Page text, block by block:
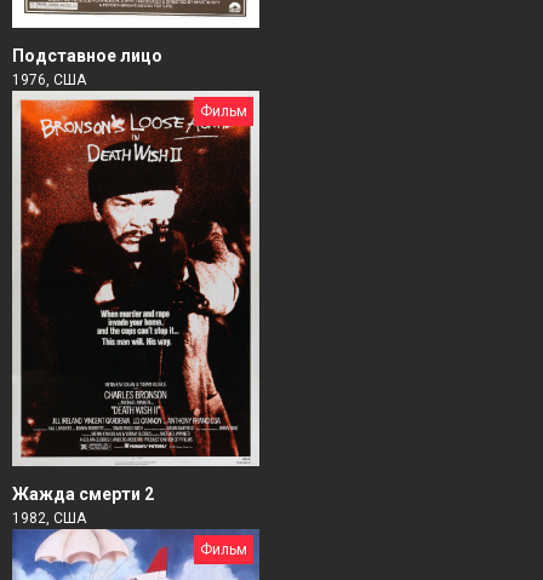
Подставное лицо
1976, США
Фильм
Жажда смерти 2
1982, США
Фильм